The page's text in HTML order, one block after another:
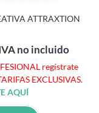
ATTRAXTION
no incluido
regístrate
EXCLUSIVAS.
AQUÍ